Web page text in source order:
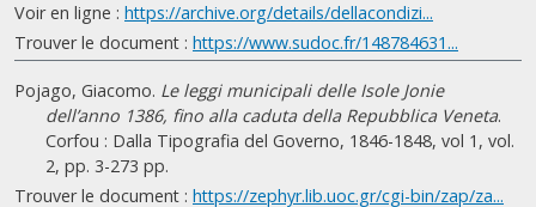
Voir en ligne : https://archive.org/details/dellacondizi...
Trouver le document : https://www.sudoc.fr/148784631...
Pojago, Giacomo. Le leggi municipali delle Isole Jonie
dell’anno 1386, fino alla caduta della Repubblica Veneta.
Corfou : Dalla Tipografia del Governo, 1846-1848, vol 1, vol.
2, pp. 3-273 pp.
Trouver le document : https://zephyr.lib.uoc.gr/cgi-bin/zap/za...